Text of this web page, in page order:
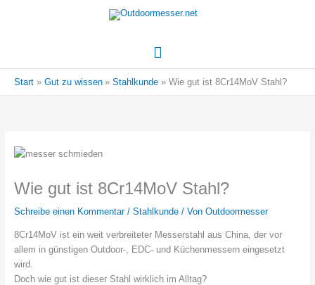
Hauptmenü
Start Gut zu wissen Stahlkunde Wie gut ist 8Cr14MoV Stahl?
Wie gut ist 8Cr14MoV Stahl?
Schreibe einen Kommentar / Stahlkunde/ Von Outdoormesser
8Cr14MoV ist ein weit verbreiteter Messerstahl aus China, der vor
allem in günstigen Outdoor-, EDC- und Küchenmessern eingesetzt
wird.
Doch wie gut ist dieser Stahl wirklich im Alltag?